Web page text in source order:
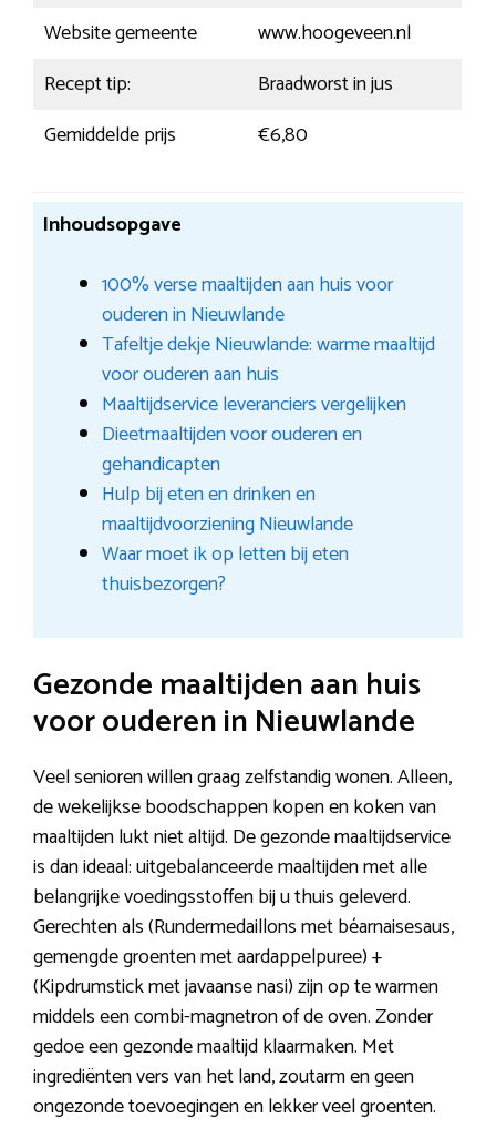
Website gemeente
www.hoogeveen.nl
Recept tip:
Braadworst in jus
Gemiddelde prijs
€6,80
Inhoudsopgave
100% verse maaltijden aan huis voor
ouderen in Nieuwlande
Tafeltje dekje Nieuwlande: warme maaltijd
voor ouderen aan huis
Maaltijdservice leveranciers vergelijken
Dieetmaaltijden voor ouderen en
gehandicapten
Hulp bij eten en drinken en
maaltijdvoorziening Nieuwlande
Waar moet ik op letten bij eten
thuisbezorgen?
Gezonde maaltijden aan huis
voor ouderen in Nieuwlande
Veel senioren willen graag zelfstandig wonen. Alleen,
de wekelijkse boodschappen kopen en koken van
maaltijden lukt niet altijd. De gezonde maaltijdservice
is dan ideaal: uitgebalanceerde maaltijden met alle
belangrijke voedingsstoffen bij u thuis geleverd.
Gerechten als (Rundermedaillons met béarnaisesaus,
gemengde groenten met aardappelpuree) +
(Kipdrumstick met javaanse nasi) zijn op te warmen
middels een combi-magnetron of de oven. Zonder
gedoe een gezonde maaltijd klaarmaken. Met
ingrediënten vers van het land, zoutarm en geen
ongezonde toevoegingen en lekker veel groenten.